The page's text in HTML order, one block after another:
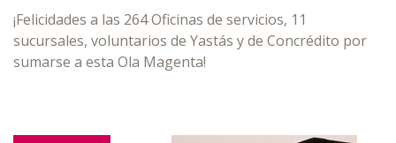
¡Felicidades a las 264 Oficinas de servicios, 11
sucursales, voluntarios de Yastás y de Concrédito por
sumarse a esta Ola Magenta!